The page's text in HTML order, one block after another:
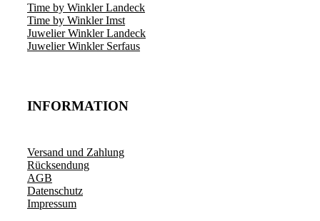
Time by Winkler Landeck
Time by Winkler Imst
Juwelier Winkler Landeck
Juwelier Winkler Serfaus
INFORMATION
Versand und Zahlung
Rücksendung
AGB
Datenschutz
Impressum